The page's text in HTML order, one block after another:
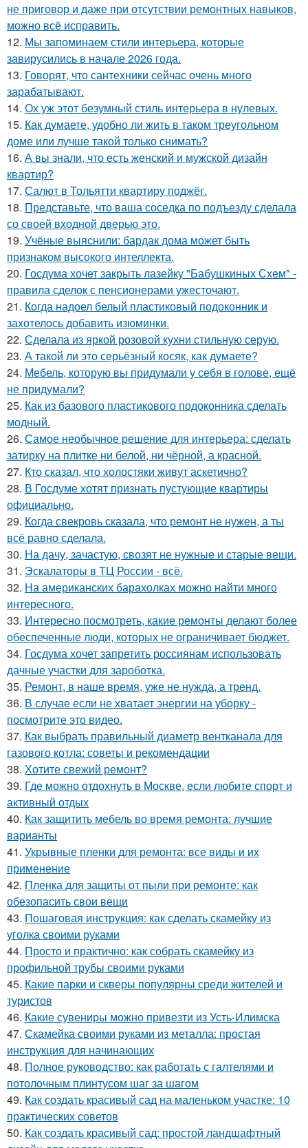
не приговор и даже при отсутствии ремонтных навыков,
можно всё исправить.
12. Мы запоминаем стили интерьера, которые
завирусились в начале 2026 года.
13. Говорят, что сантехники сейчас очень много
зарабатывают.
14. Ох уж этот безумный стиль интерьера в нулевых.
15. Как думаете, удобно ли жить в таком треугольном
доме или лучше такой только снимать?
16. А вы знали, что есть женский и мужской дизайн
квартир?
17. Салют в Тольятти квартиру поджёг.
18. Представьте, что ваша соседка по подъезду сделала
со своей входной дверью это.
19. Учёные выяснили: бардак дома может быть
признаком высокого интеллекта.
20. Госдума хочет закрыть лазейку "Бабушкиных Схем" -
правила сделок с пенсионерами ужесточают.
21. Когда надоел белый пластиковый подоконник и
захотелось добавить изюминки.
22. Сделала из яркой розовой кухни стильную серую.
23. А такой ли это серьёзный косяк, как думаете?
24. Мебель, которую вы придумали у себя в голове, ещё
не придумали?
25. Как из базового пластикового подоконника сделать
модный.
26. Самое необычное решение для интерьера: сделать
затирку на плитке ни белой, ни чёрной, а красной.
27. Кто сказал, что холостяки живут аскетично?
28. В Госдуме хотят признать пустующие квартиры
официально.
29. Когда свекровь сказала, что ремонт не нужен, а ты
всё равно сделала.
30. На дачу, зачастую, свозят не нужные и старые вещи.
31. Эскалаторы в ТЦ России - всё.
32. На американских барахолках можно найти много
интересного.
33. Интересно посмотреть, какие ремонты делают более
обеспеченные люди, которых не ограничивает бюджет.
34. Госдума хочет запретить россиянам использовать
дачные участки для зароботка.
35. Ремонт, в наше время, уже не нужда, а тренд.
36. В случае если не хватает энергии на уборку -
посмотрите это видео.
37. Как выбрать правильный диаметр вентканала для
газового котла: советы и рекомендации
38. Хотите свежий ремонт?
39. Где можно отдохнуть в Москве, если любите спорт и
активный отдых
40. Как защитить мебель во время ремонта: лучшие
варианты
41. Укрывные пленки для ремонта: все виды и их
применение
42. Пленка для защиты от пыли при ремонте: как
обезопасить свои вещи
43. Пошаговая инструкция: как сделать скамейку из
уголка своими руками
44. Просто и практично: как собрать скамейку из
профильной трубы своими руками
45. Какие парки и скверы популярны среди жителей и
туристов
46. Какие сувениры можно привезти из Усть-Илимска
47. Скамейка своими руками из металла: простая
инструкция для начинающих
48. Полное руководство: как работать с галтелями и
потолочным плинтусом шаг за шагом
49. Как создать красивый сад на маленьком участке: 10
практических советов
50. Как создать красивый сад: простой ландшафтный